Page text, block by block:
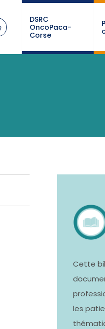
DSRC
OncoPaca-
Corse
Cette
les